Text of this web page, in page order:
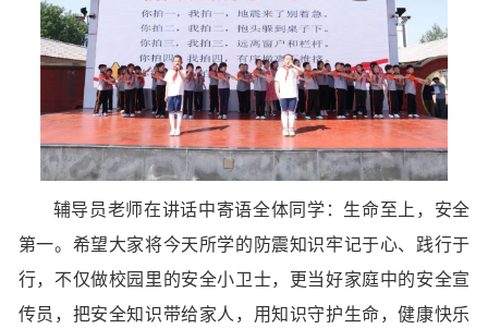
辅导员老师在讲话中寄语全体同学：生命至上，安全
第一。希望大家将今天所学的防震知识牢记于心、践行于
行，不仅做校园里的安全小卫士，更当好家庭中的安全宣
传员，把安全知识带给家人，用知识守护生命，健康快乐